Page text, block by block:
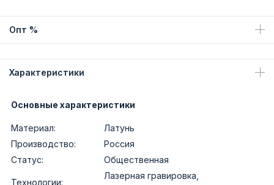
Опт %
Характеристики
Основные характеристики
Материал:
Латунь
Производство:
Россия
Статус:
Общественная
Технологии:
Лазерная гравировка,